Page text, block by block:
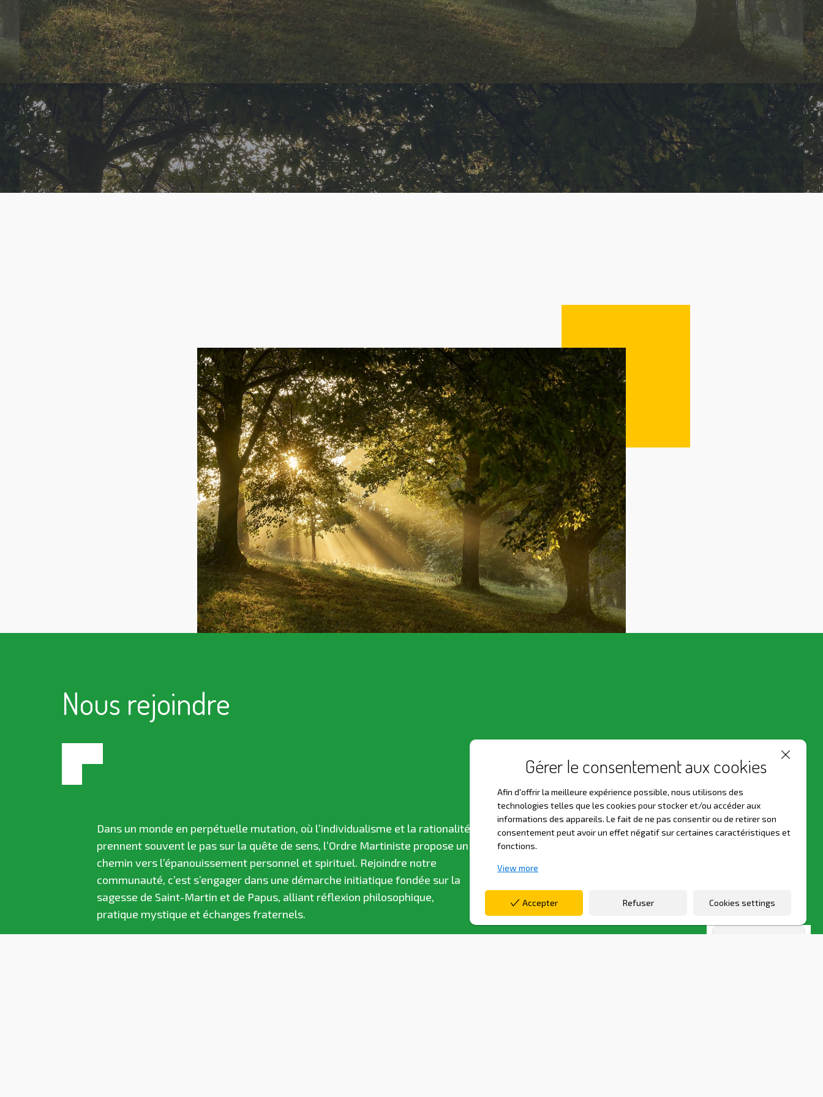
Nous rejoindre
Dans un monde en perpétuelle mutation, où l’individualisme et la rationalité
prennent souvent le pas sur la quête de sens, l’Ordre Martiniste propose un
chemin vers l’épanouissement personnel et spirituel. Rejoindre notre
communauté, c’est s’engager dans une démarche initiatique fondée sur la
sagesse de Saint-Martin et de Papus, alliant réflexion philosophique,
pratique mystique et échanges fraternels.
Gérer le consentement aux cookies
Afin d'offrir la meilleure expérience possible, nous utilisons des
technologies telles que les cookies pour stocker et/ou accéder aux
informations des appareils. Le fait de ne pas consentir ou de retirer son
consentement peut avoir un effet négatif sur certaines caractéristiques et
fonctions.
View more
Cookies settings
Accepter Refuser